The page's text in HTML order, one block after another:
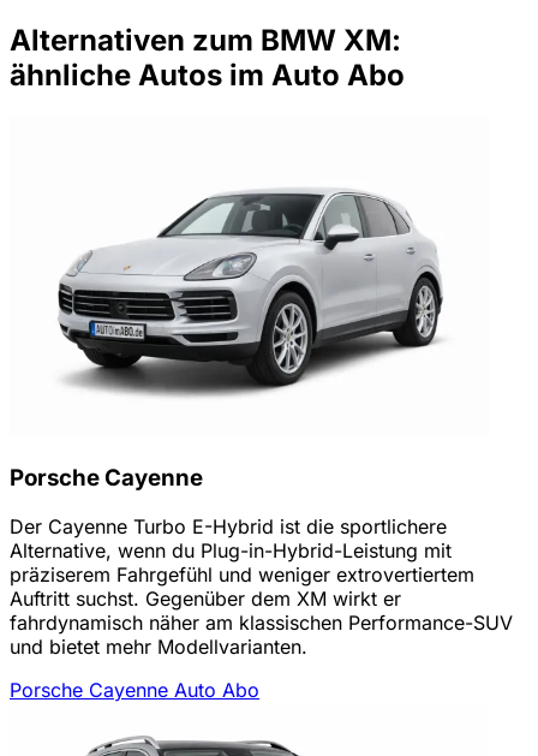
Alternativen zum BMW XM:
ähnliche Autos im Auto Abo
Porsche Cayenne
Der Cayenne Turbo E-Hybrid ist die sportlichere
Alternative, wenn du Plug-in-Hybrid-Leistung mit
präziserem Fahrgefühl und weniger extrovertiertem
Auftritt suchst. Gegenüber dem XM wirkt er
fahrdynamisch näher am klassischen Performance-SUV
und bietet mehr Modellvarianten.
Porsche Cayenne Auto Abo